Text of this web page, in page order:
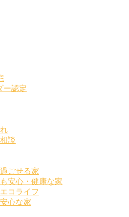
ー認定
談
ごせる家
安心・健康な家
コライフ
心な家